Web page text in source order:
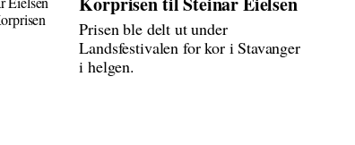
Prisen ble delt ut under
Landsfestivalen for kor i Stavanger
i helgen.